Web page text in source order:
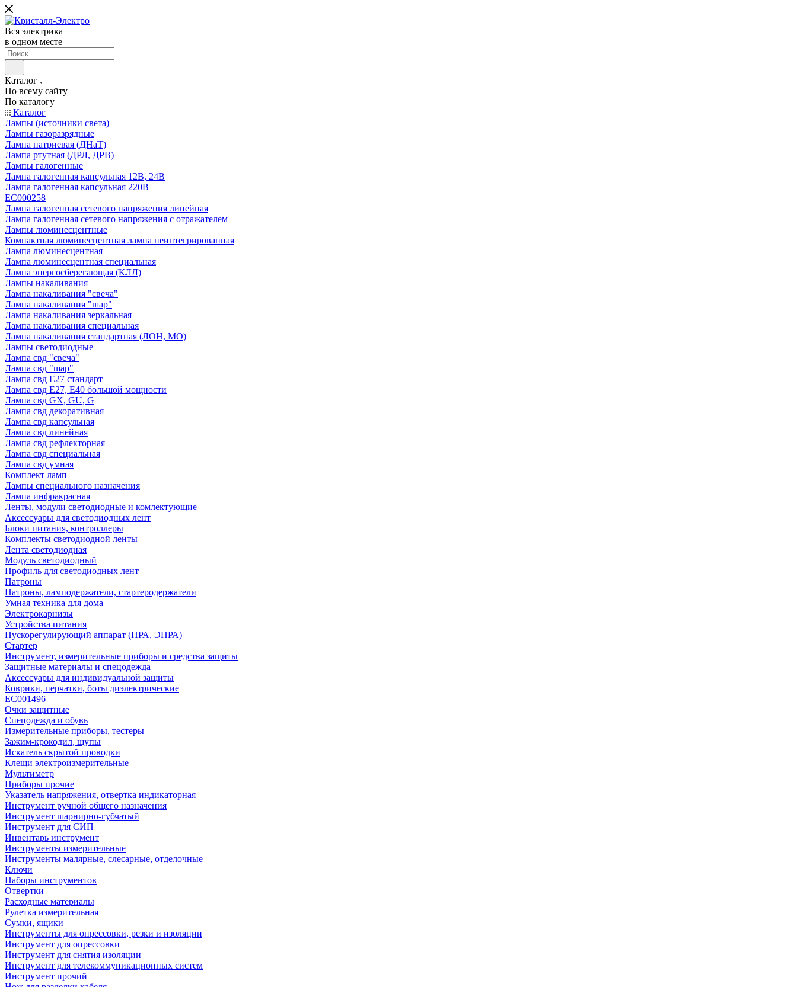
Вся электрика
в одном месте
Каталог
По всему сайту
По каталогу
Каталог
Лампы (источники света)
Лампы газоразрядные
Лампа натриевая (ДНаТ)
Лампа ртутная (ДРЛ, ДРВ)
Лампы галогенные
Лампа галогенная капсульная 12В, 24В
Лампа галогенная капсульная 220В
EC000258
Лампа галогенная сетевого напряжения линейная
Лампа галогенная сетевого напряжения с отражателем
Лампы люминесцентные
Компактная люминесцентная лампа неинтегрированная
Лампа люминесцентная
Лампа люминесцентная специальная
Лампа энергосберегающая (КЛЛ)
Лампы накаливания
Лампа накаливания "свеча"
Лампа накаливания "шар"
Лампа накаливания зеркальная
Лампа накаливания специальная
Лампа накаливания стандартная (ЛОН, МО)
Лампы светодиодные
Лампа свд "свеча"
Лампа свд "шар"
Лампа свд E27 стандарт
Лампа свд E27, Е40 большой мощности
Лампа свд GX, GU, G
Лампа свд декоративная
Лампа свд капсульная
Лампа свд линейная
Лампа свд рефлекторная
Лампа свд специальная
Лампа свд умная
Комплект ламп
Лампы специального назначения
Лампа инфракрасная
Ленты, модули светодиодные и комлектующие
Аксессуары для светодиодных лент
Блоки питания, контроллеры
Комплекты светодиодной ленты
Лента светодиодная
Модуль светодиодный
Профиль для светодиодных лент
Патроны
Патроны, ламподержатели, стартеродержатели
Умная техника для дома
Электрокарнизы
Устройства питания
Пускорегулирующий аппарат (ПРА, ЭПРА)
Стартер
Инструмент, измерительные приборы и средства защиты
Защитные материалы и спецодежда
Аксессуары для индивидуальной защиты
Коврики, перчатки, боты диэлектрические
EC001496
Очки защитные
Спецодежда и обувь
Измерительные приборы, тестеры
Зажим-крокодил, щупы
Искатель скрытой проводки
Клещи электроизмерительные
Мультиметр
Приборы прочие
Указатель напряжения, отвертка индикаторная
Инструмент ручной общего назначения
Инструмент шарнирно-губчатый
Инструмент для СИП
Инвентарь инструмент
Инструменты измерительные
Инструменты малярные, слесарные, отделочные
Ключи
Наборы инструментов
Отвертки
Расходные материалы
Рулетка измерительная
Сумки, ящики
Инструменты для опрессовки, резки и изоляции
Инструмент для опрессовки
Инструмент для снятия изоляции
Инструмент для телекоммуникационных систем
Инструмент прочий